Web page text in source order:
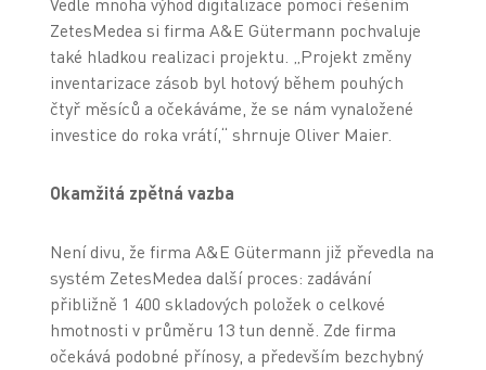
Vedle mnoha výhod digitalizace pomocí řešením
ZetesMedea si firma A&E Gütermann pochvaluje
také hladkou realizaci projektu. „Projekt změny
inventarizace zásob byl hotový během pouhých
čtyř měsíců a očekáváme, že se nám vynaložené
investice do roka vrátí,“ shrnuje Oliver Maier.
Okamžitá zpětná vazba
Není divu, že firma A&E Gütermann již převedla na
systém ZetesMedea další proces: zadávání
přibližně 1 400 skladových položek o celkové
hmotnosti v průměru 13 tun denně. Zde firma
očekává podobné přínosy, a především bezchybný